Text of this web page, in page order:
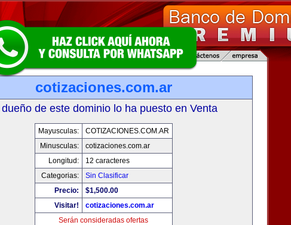
cotizaciones.com.ar
dueño de este dominio lo ha puesto en Venta
Mayusculas:
COTIZACIONES.COM.AR
Minusculas:
cotizaciones.com.ar
Longitud:
12 caracteres
Categorias:
Sin Clasificar
Precio:
$1,500.00
Visitar!
cotizaciones.com.ar
Serán consideradas ofertas